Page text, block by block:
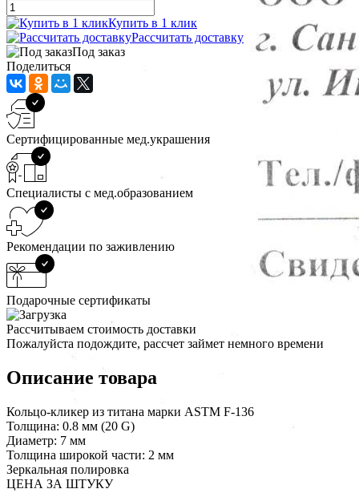
Купить в 1 клик
Рассчитать доставку
Под заказ
Поделиться
Сертифицированные мед.украшения
Специалисты с мед.образованием
Рекомендации по заживлению
Подарочные сертификаты
Рассчитываем стоимость доставки
Пожалуйста подождите, рассчет займет немного времени
Описание товара
Кольцо-кликер из титана марки ASTM F-136
Толщина: 0.8 мм (20 G)
Диаметр: 7 мм
Толщина широкой части: 2 мм
Зеркальная полировка
ЦЕНА ЗА ШТУКУ